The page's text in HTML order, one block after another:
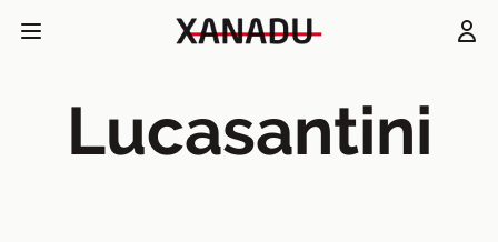
Lucasantini